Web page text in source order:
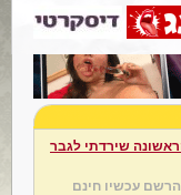
הרשם עכשיו חינם